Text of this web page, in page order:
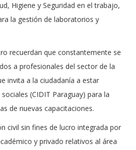
Higiene y Seguridad en el trabajo,
la gestión de laboratorios y
recuerdan que constantemente se
a profesionales del sector de la
invita a la ciudadanía a estar
(CIDIT Paraguay) para la
de nuevas capacitaciones.
civil sin fines de lucro integrada por
y privado relativos al área